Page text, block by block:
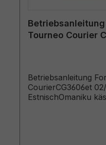
Betriebsanleitung
Tourneo Courier
Betriebsanleitung
CourierCG3606et
EstnischOmaniku